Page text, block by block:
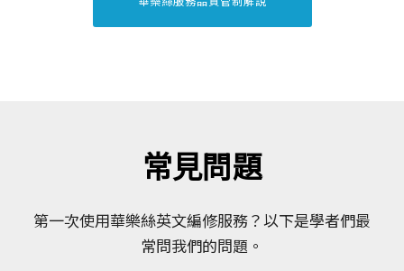
常見問題
第一次使用華樂絲英文編修服務？以下是學者們最
常問我們的問題。